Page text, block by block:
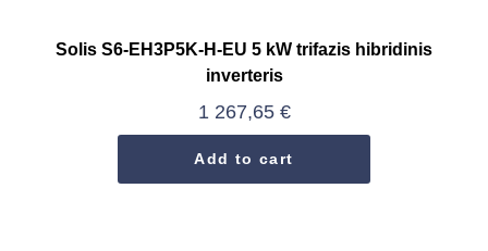
Solis S6-EH3P5K-H-EU 5 kW trifazis hibridinis
inverteris
1 267,65 €
Add to cart